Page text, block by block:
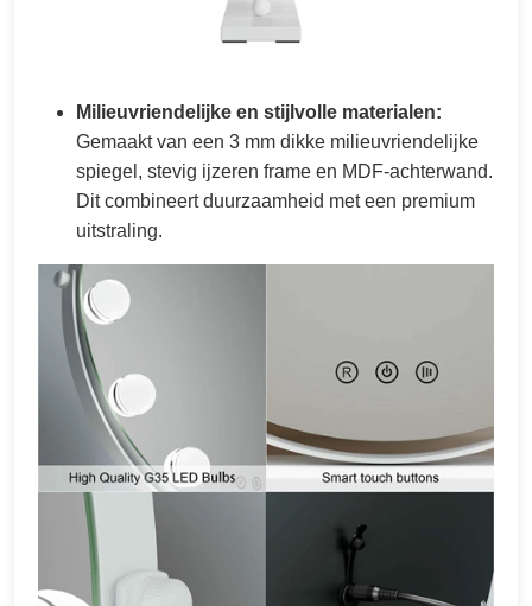
Milieuvriendelijke en stijlvolle materialen:
Gemaakt van een 3 mm dikke milieuvriendelijke
spiegel, stevig ijzeren frame en MDF-achterwand.
Dit combineert duurzaamheid met een premium
uitstraling.